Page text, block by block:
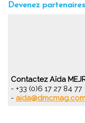
Devenez
Contactez Aïda
- +33 (0)6 17 27 84 77
-